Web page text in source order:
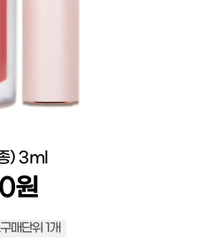
) 3ml
원
매단위 1개